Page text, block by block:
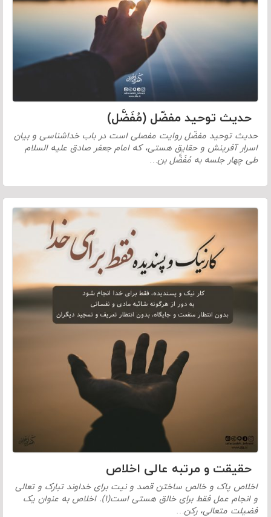
حدیث توحید مفضّل (مُفَضَّل)
حدیث توحید مفضّل روایت مفصلی است در باب خداشناسی و بیان
اسرار آفرینش و حقایق هستی، که امام جعفر صادق علیه السلام
طی چهار جلسه به مُفَضَّل بن…
حقیقت و مرتبه عالی اخلاص
اخلاص پاک و خالص ساختن قصد و نیت برای خداوند تبارک و تعالی
و انجام عمل فقط برای خالق هستی است(۱). اخلاص به عنوان یک
فضیلت متعالی، رکن…